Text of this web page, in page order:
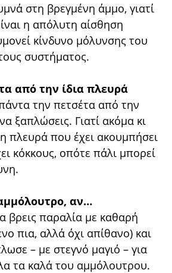
στη βρεγμένη άμμο, γιατί
η απόλυτη αίσθηση
κίνδυνο μόλυνσης του
συστήματος.
από την ίδια πλευρά
την πετσέτα από την
ξαπλώσεις. Γιατί ακόμα κι
η πλευρά που έχει ακουμπήσει
κόκκους, οπότε πάλι μπορεί
αν…
βρεις παραλία με καθαρή
πια, αλλά όχι απίθανο) και
– με στεγνό μαγιό – για
τα καλά του αμμόλουτρου.